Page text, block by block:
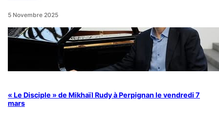
5 Novembre 2025
« Le Disciple » de Mikhaïl Rudy à Perpignan le vendredi 7
mars